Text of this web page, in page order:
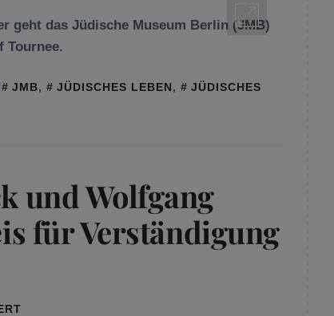
geht das Jüdische Museum Berlin (JMB)
Tournee.
JMB, JÜDISCHES LEBEN,
JÜDISCHES
und Wolf­gang
für Ver­stän­digung